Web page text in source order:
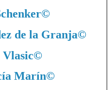
©
de la Granja©
©
Marín©